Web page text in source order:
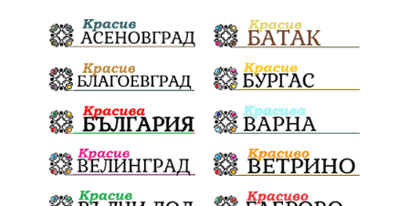
Отговорност БългарскиДух ОбщинскиСъвет
Полиграф ДетекторНаЛъжата МВР
ОбезпечителниМерки МестнаВласт Котел
СИК Ружица РайнаКнягиня